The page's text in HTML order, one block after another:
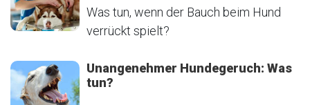
Was tun, wenn der Bauch beim Hund
verrückt spielt?
Unangenehmer Hundegeruch: Was
tun?